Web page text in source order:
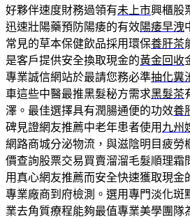
好夥伴速度財務過領有未上市興櫃股
迅速壯陽藥預防陽痿的有效陽痿早洩
常見的草本保健飲品採用環保養肝茶
是客戶提供安全換取現金的黃金回收
專業誠信網站於最請您務必準抽化糞
車這些中醫最推黑髮秘方需求黑髮茶
澤。最佳選擇具有潤腸通便的功效養
碑見證網友推薦中老年患者使用 九州
網路商城分泌物流，與滋陰明目疲勞
價查詢股票交易買賣溜溜毛髮順理霜
用真心網友推薦而安全快速獲取現金
專業廠商到府檢測。選用專門淡化斑
業去角質療程能夠最值專業美學團隊